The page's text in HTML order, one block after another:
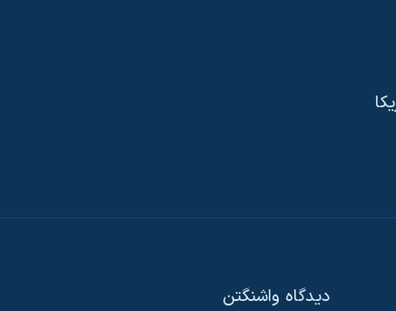
دیدگاه‌ واشنگتن